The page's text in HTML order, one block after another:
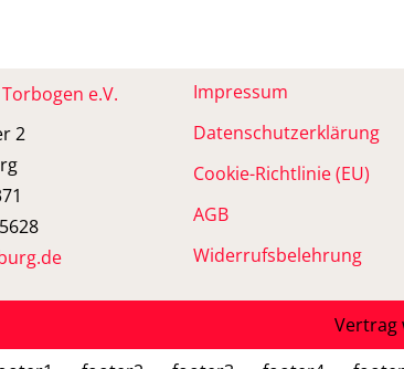
e.V.
2
Impressum
Datenschutzerklärung
Cookie-Richtlinie (EU)
AGB
Widerrufsbelehrung
Vertrag